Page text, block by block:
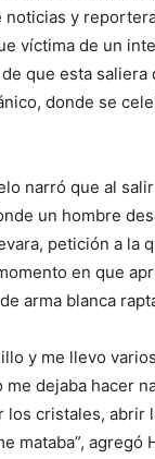
noticias y
víctima de un
que esta
donde se
narró que al
un hombre
petición a la
en que
arma blanca
y me llevo
dejaba hacer
los cristales, abrir
mataba”, agregó